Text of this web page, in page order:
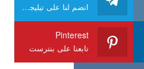
انضم لنا على تيليجرام
Pinterest
تابعنا على بنترست